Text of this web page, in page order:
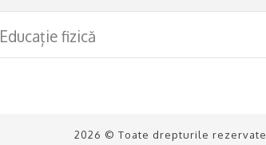
Educație fizică
2026 © Toate drepturile rezervate